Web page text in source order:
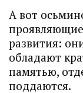
А вот
развития:
обладают
памятью,
поддаются.